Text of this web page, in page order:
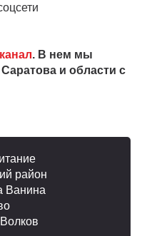
. В нем мы
и области с
район
Ванина